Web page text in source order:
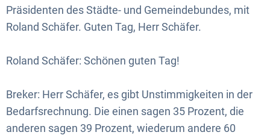
Präsidenten des Städte- und Gemeindebundes, mit
Roland Schäfer. Guten Tag, Herr Schäfer.
Roland Schäfer: Schönen guten Tag!
Breker: Herr Schäfer, es gibt Unstimmigkeiten in der
Bedarfsrechnung. Die einen sagen 35 Prozent, die
anderen sagen 39 Prozent, wiederum andere 60